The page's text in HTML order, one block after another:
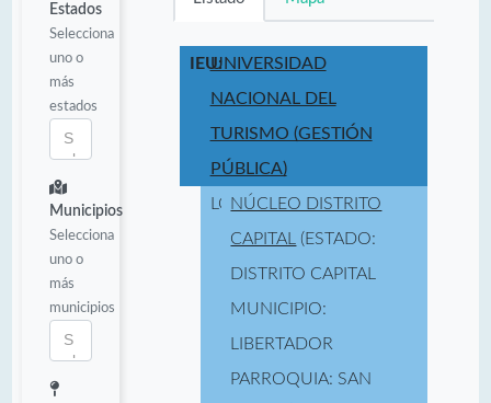
Estados
Selecciona
uno o
más
estados
Municipios
Selecciona
uno o
más
municipios
IEU:UNIVERSIDAD
NACIONAL DEL
TURISMO (GESTIÓN
PÚBLICA)
LOCALIDAD:
NÚCLEO DISTRITO
CAPITAL
(ESTADO:
DISTRITO CAPITAL
MUNICIPIO:
LIBERTADOR
PARROQUIA: SAN